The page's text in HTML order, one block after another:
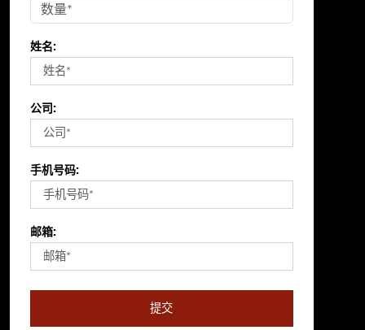
姓名:
公司:
手机号码:
邮箱:
提交